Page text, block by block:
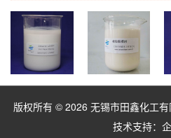
版权所有 © 2026 无锡市田鑫化工有
技术支持：